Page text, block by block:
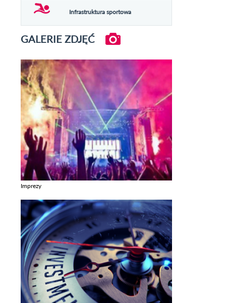
Infrastruktura sportowa
GALERIE ZDJĘĆ
Imprezy